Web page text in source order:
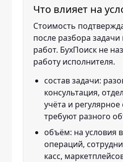
Что влияет на
Стоимость
после разбора задачи
работ. БухПоиск не
работу исполнителя.
состав задачи:
консультация,
учёта и
требуют разного
объём: на условия
операций,
касс,